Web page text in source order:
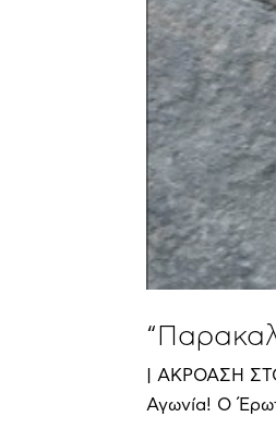
| ΑΚΡΟΑΣΗ
Αγωνία! Ο